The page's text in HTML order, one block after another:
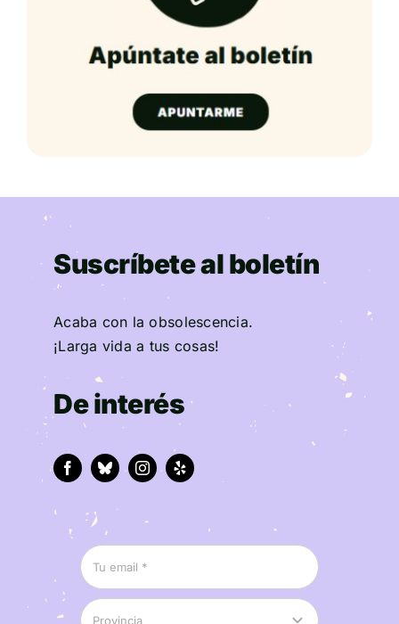
Suscríbete al boletín
Acaba con la obsolescencia.
¡Larga vida a tus cosas!
De interés